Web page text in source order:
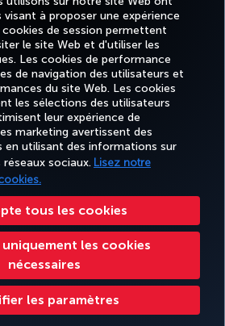
à proposer une expérience
de session permettent
le site Web et d'utiliser les
Les cookies de performance
de navigation des utilisateurs et
du site Web. Les cookies
les sélections des utilisateurs
leur expérience de
marketing avertissent des
en utilisant des informations sur
sociaux. Lisez notre
tous les cookies
uniquement les cookies
nécessaires
les paramètres
FI EN EUROPE
Instagram
YouTubeLinkedIn
TiktokBlog
OFFRES ET
DESTINATIONS
Mentions légales Droits des passagers
Droits des personnes concernées dans l’UE.
Airlines Copyright © 1996 - 2025